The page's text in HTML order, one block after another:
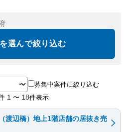
選んで絞り込む
募集中案件に絞り込む
1 〜 18件表示
渡辺橋）地上1階店舗の居抜き売